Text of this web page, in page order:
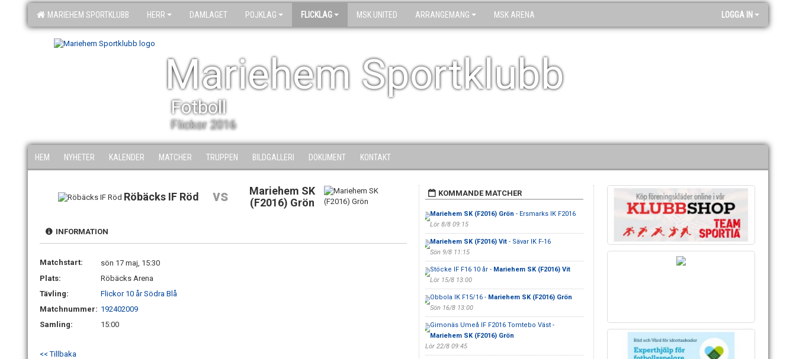
MARIEHEM SPORTKLUBB HERR DAMLAGET POJKLAG FLICKLAG MSK UNITED ARRANGEMANG MSK ARENA LOGGA IN
Mariehem Sportklubb
Fotboll
Flickor 2016
HEM NYHETER KALENDER MATCHER TRUPPEN BILDGALLERI DOKUMENT KONTAKT
Röbäcks IF Röd vs
Mariehem SK
(F2016) Grön
INFORMATION
Matchstart:
sön 17 maj, 15:30
Plats:
Röbäcks Arena
Tävling:
Flickor 10 år Södra Blå
Matchnummer: 192402009
Samling:
15:00
<< Tillbaka
KOMMANDE MATCHER
Mariehem SK (F2016) Grön - Ersmarks IK F2016
Lör 8/8 09:15
Mariehem SK (F2016) Vit- Sävar IK F-16
Sön 9/8 11:15
Stöcke IF F16 10 år - Mariehem SK (F2016) Vit
Lör 15/8 13:00
Obbola IK F15/16 - Mariehem SK (F2016) Grön
Sön 16/8 13:00
Gimonäs Umeå IF F2016 Tomtebo Väst -
Mariehem SK (F2016) Grön
Lör 22/8 09:45